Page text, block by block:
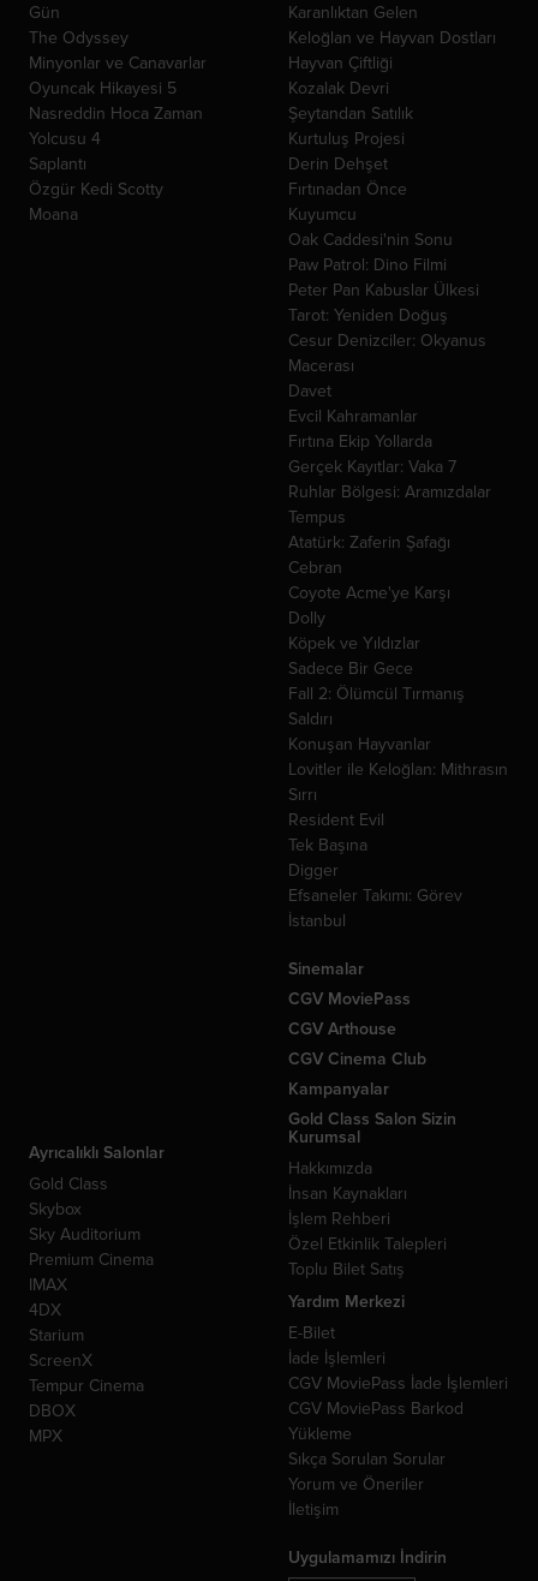
Gün
The Odyssey
Minyonlar ve Canavarlar
Oyuncak Hikayesi 5
Nasreddin Hoca Zaman
Yolcusu 4
Saplantı
Özgür Kedi Scotty
Moana
Karanlıktan Gelen
Keloğlan ve Hayvan Dostları
Hayvan Çiftliği
Kozalak Devri
Şeytandan Satılık
Kurtuluş Projesi
Derin Dehşet
Fırtınadan Önce
Kuyumcu
Oak Caddesi'nin Sonu
Paw Patrol: Dino Filmi
Peter Pan Kabuslar Ülkesi
Tarot: Yeniden Doğuş
Cesur Denizciler: Okyanus
Macerası
Davet
Evcil Kahramanlar
Fırtına Ekip Yollarda
Gerçek Kayıtlar: Vaka 7
Ruhlar Bölgesi: Aramızdalar
Tempus
Atatürk: Zaferin Şafağı
Cebran
Coyote Acme'ye Karşı
Dolly
Köpek ve Yıldızlar
Sadece Bir Gece
Fall 2: Ölümcül Tırmanış
Saldırı
Konuşan Hayvanlar
Lovitler ile Keloğlan: Mithrasın
Sırrı
Resident Evil
Tek Başına
Digger
Efsaneler Takımı: Görev
İstanbul
Sinemalar
CGV MoviePass
CGV Arthouse
CGV Cinema Club
Kampanyalar
Gold Class Salon Sizin
Ayrıcalıklı Salonlar
Gold Class
Skybox
Sky Auditorium
Premium Cinema
IMAX
4DX
Starium
ScreenX
Tempur Cinema
DBOX
MPX
Kurumsal
Hakkımızda
İnsan Kaynakları
İşlem Rehberi
Özel Etkinlik Talepleri
Toplu Bilet Satış
Yardım Merkezi
E-Bilet
İade İşlemleri
CGV MoviePass İade İşlemleri
CGV MoviePass Barkod
Yükleme
Sıkça Sorulan Sorular
Yorum ve Öneriler
İletişim
Uygulamamızı İndirin